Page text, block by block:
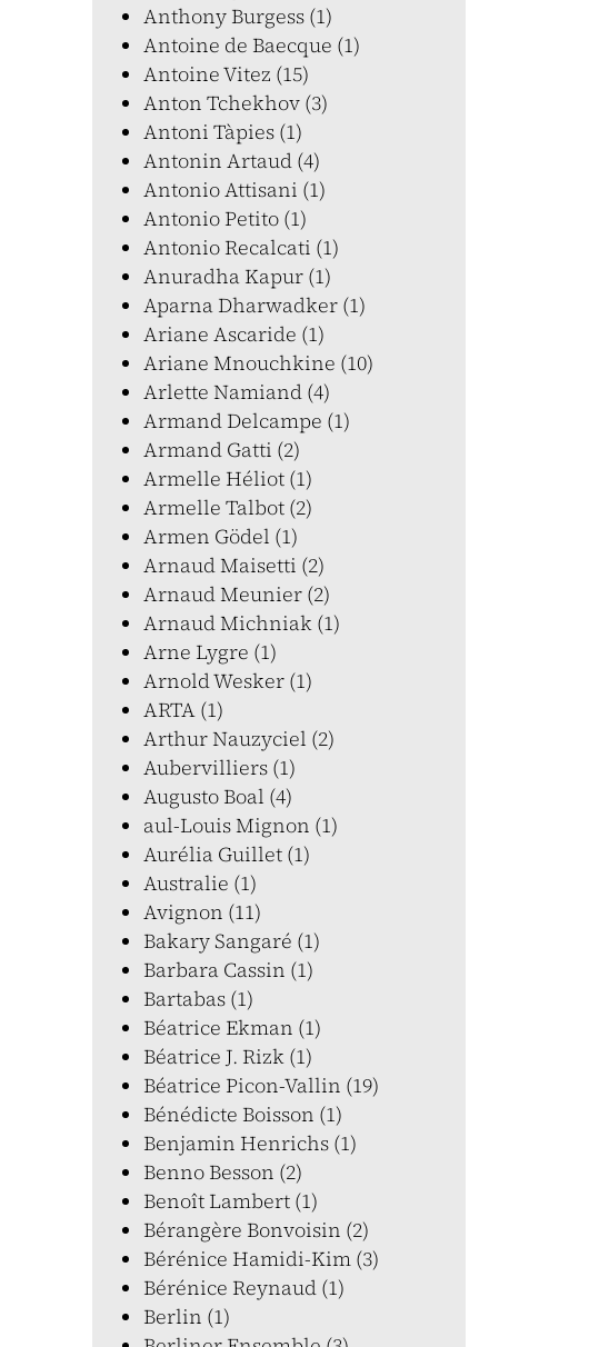
Anthony Burgess (1)
Antoine de Baecque (1)
Antoine Vitez (15)
Anton Tchekhov (3)
Antoni Tàpies (1)
Antonin Artaud (4)
Antonio Attisani (1)
Antonio Petito (1)
Antonio Recalcati (1)
Anuradha Kapur (1)
Aparna Dharwadker (1)
Ariane Ascaride (1)
Ariane Mnouchkine (10)
Arlette Namiand (4)
Armand Delcampe (1)
Armand Gatti (2)
Armelle Héliot (1)
Armelle Talbot (2)
Armen Gödel (1)
Arnaud Maisetti (2)
Arnaud Meunier (2)
Arnaud Michniak (1)
Arne Lygre (1)
Arnold Wesker (1)
ARTA (1)
Arthur Nauzyciel (2)
Aubervilliers (1)
Augusto Boal (4)
aul-Louis Mignon (1)
Aurélia Guillet (1)
Australie (1)
Avignon (11)
Bakary Sangaré (1)
Barbara Cassin (1)
Bartabas (1)
Béatrice Ekman (1)
Béatrice J. Rizk (1)
Béatrice Picon-Vallin (19)
Bénédicte Boisson (1)
Benjamin Henrichs (1)
Benno Besson (2)
Benoît Lambert (1)
Bérangère Bonvoisin (2)
Bérénice Hamidi-Kim (3)
Bérénice Reynaud (1)
Berlin (1)